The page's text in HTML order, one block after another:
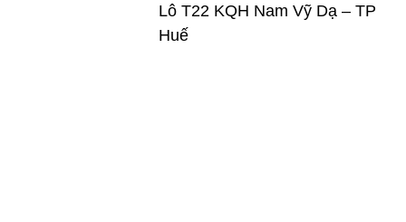
Lô T22 KQH Nam Vỹ Dạ – TP
Huế